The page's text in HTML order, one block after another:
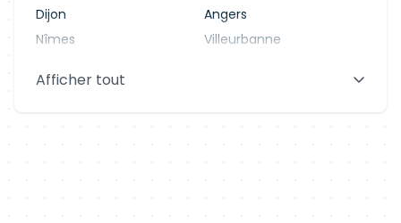
Dijon
Angers
Nîmes
Villeurbanne
Aix-en-Provence
Afficher tout